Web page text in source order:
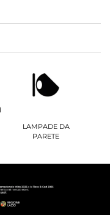
LAMPADE DA
PARETE